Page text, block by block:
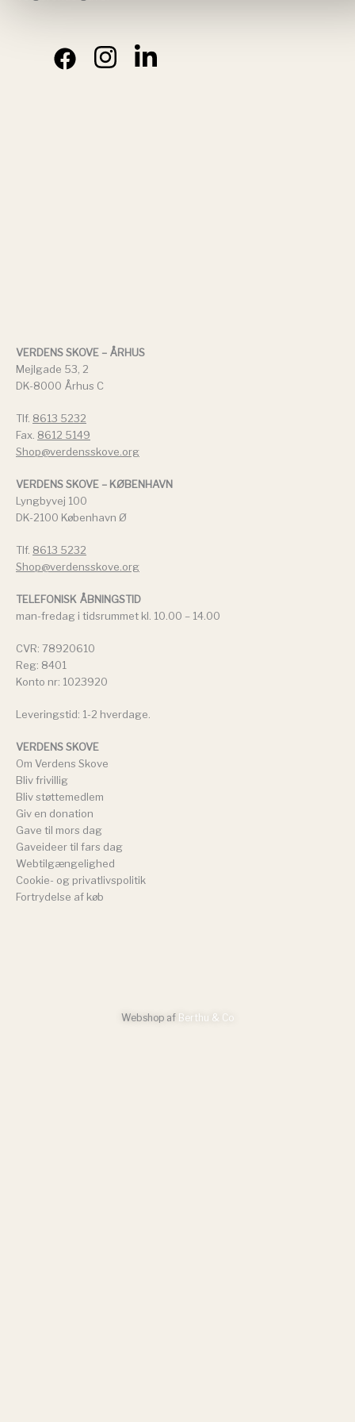
VERDENS SKOVE – ÅRHUS
Mejlgade 53, 2
DK-8000 Århus C
Tlf. 8613 5232
Fax. 8612 5149
Shop@verdensskove.org
VERDENS SKOVE – KØBENHAVN
Lyngbyvej 100
DK-2100 København Ø
Tlf. 8613 5232
Shop@verdensskove.org
TELEFONISK ÅBNINGSTID
man-fredag i tidsrummet kl. 10.00 – 14.00
CVR: 78920610
Reg: 8401
Konto nr: 1023920
Leveringstid: 1-2 hverdage.
VERDENS SKOVE
Om Verdens Skove
Bliv frivillig
Bliv støttemedlem
Giv en donation
Gave til mors dag
Gaveideer til fars dag
Webtilgængelighed
Cookie- og privatlivspolitik
Fortrydelse af køb
Webshop af Berthu & Co